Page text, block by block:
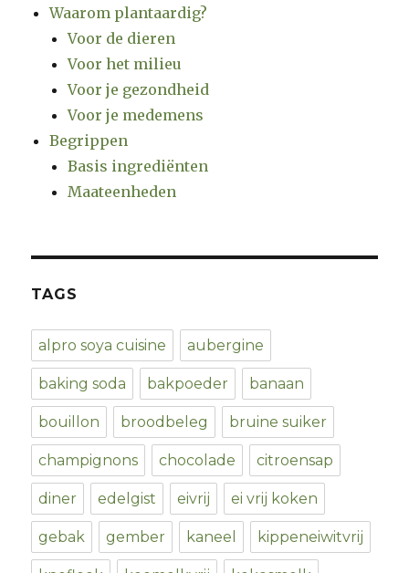
Waarom plantaardig?
Voor de dieren
Voor het milieu
Voor je gezondheid
Voor je medemens
Begrippen
Basis ingrediënten
Maateenheden
TAGS
alpro soya cuisine aubergine
baking soda bakpoeder banaan
bouillon broodbeleg bruine suiker
champignons chocolade citroensap
diner edelgist eivrij ei vrij koken
gebak gember kaneel kippeneiwitvrij